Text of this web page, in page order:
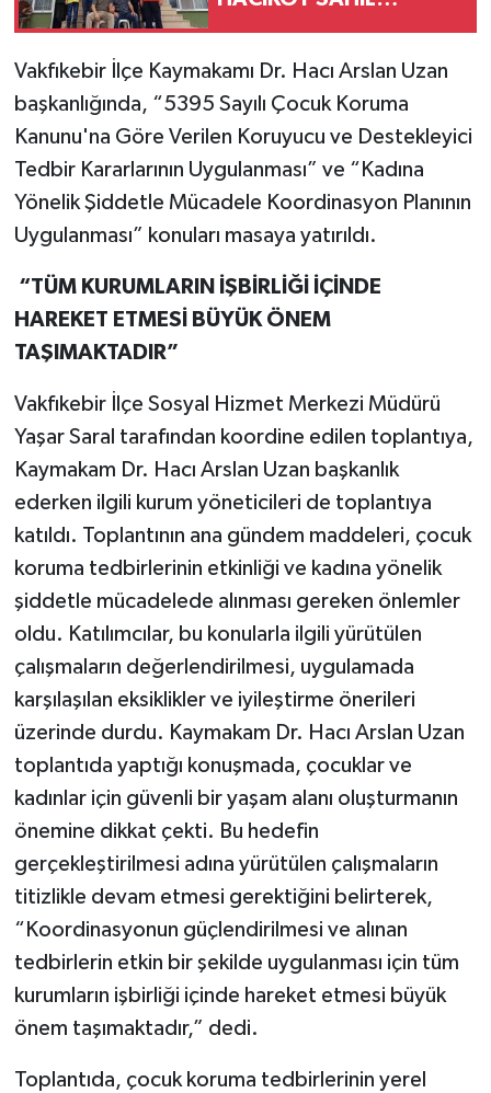
Vakfıkebir İlçe Kaymakamı Dr. Hacı Arslan Uzan
başkanlığında, “5395 Sayılı Çocuk Koruma
Kanunu'na Göre Verilen Koruyucu ve Destekleyici
Tedbir Kararlarının Uygulanması” ve “Kadına
Yönelik Şiddetle Mücadele Koordinasyon Planının
Uygulanması” konuları masaya yatırıldı.
“TÜM KURUMLARIN İŞBİRLİĞİ İÇİNDE
HAREKET ETMESİ BÜYÜK ÖNEM
TAŞIMAKTADIR”
Vakfıkebir İlçe Sosyal Hizmet Merkezi Müdürü
Yaşar Saral tarafından koordine edilen toplantıya,
Kaymakam Dr. Hacı Arslan Uzan başkanlık
ederken ilgili kurum yöneticileri de toplantıya
katıldı. Toplantının ana gündem maddeleri, çocuk
koruma tedbirlerinin etkinliği ve kadına yönelik
şiddetle mücadelede alınması gereken önlemler
oldu. Katılımcılar, bu konularla ilgili yürütülen
çalışmaların değerlendirilmesi, uygulamada
karşılaşılan eksiklikler ve iyileştirme önerileri
üzerinde durdu. Kaymakam Dr. Hacı Arslan Uzan
toplantıda yaptığı konuşmada, çocuklar ve
kadınlar için güvenli bir yaşam alanı oluşturmanın
önemine dikkat çekti. Bu hedefin
gerçekleştirilmesi adına yürütülen çalışmaların
titizlikle devam etmesi gerektiğini belirterek,
“Koordinasyonun güçlendirilmesi ve alınan
tedbirlerin etkin bir şekilde uygulanması için tüm
kurumların işbirliği içinde hareket etmesi büyük
önem taşımaktadır,” dedi.
Toplantıda, çocuk koruma tedbirlerinin yerel